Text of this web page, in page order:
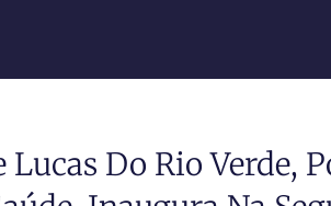
Do Rio Verde,